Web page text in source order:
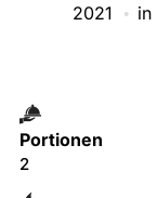
2021
in
Portionen
2